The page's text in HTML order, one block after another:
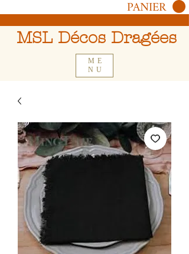
MSL Décos Dragées
ME
NU
PANIER